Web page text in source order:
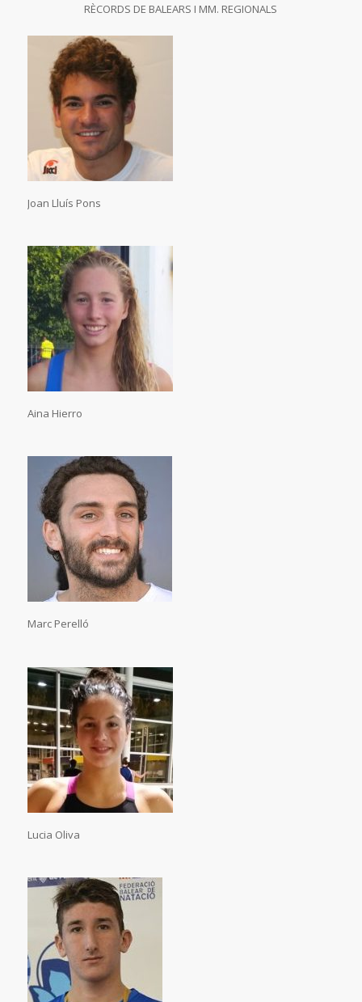
RÈCORDS DE BALEARS I MM. REGIONALS
Joan Lluís Pons
Aina Hierro
Marc Perelló
Lucia Oliva